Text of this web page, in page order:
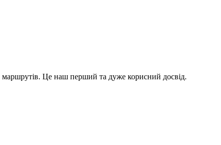
маршрутів. Це наш перший та дуже корисний досвід.